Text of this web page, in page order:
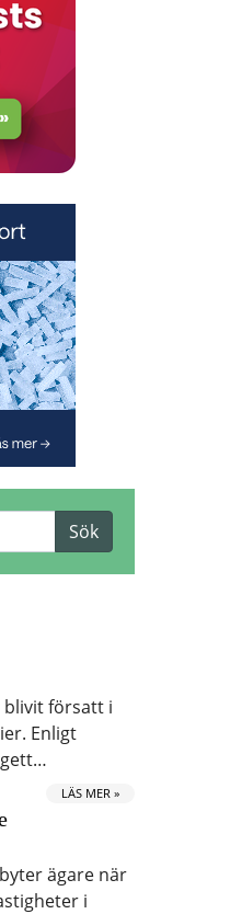
blivit försatt i
Enligt
LÄS MER »
ägare när
i